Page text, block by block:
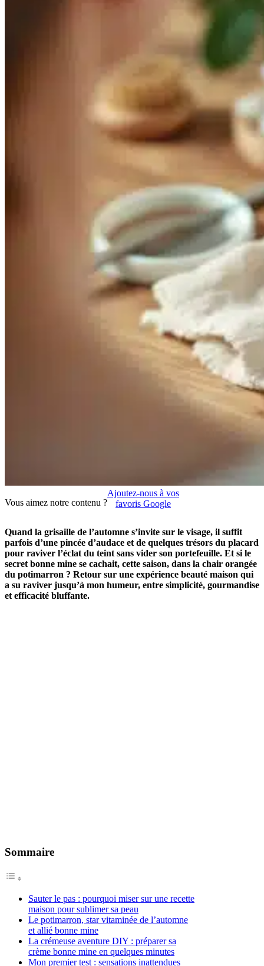
Vous aimez notre contenu ?
Ajoutez-nous à vos
favoris Google
Quand la grisaille de l’automne s’invite sur le visage, il suffit
parfois d’une pincée d’audace et de quelques trésors du placard
pour raviver l’éclat du teint sans vider son portefeuille. Et si le
secret bonne mine se cachait, cette saison, dans la chair orangée
du potimarron ? Retour sur une expérience beauté maison qui
a su raviver jusqu’à mon humeur, entre simplicité, gourmandise
et efficacité bluffante.
Sommaire
Sauter le pas : pourquoi miser sur une recette
maison pour sublimer sa peau
Le potimarron, star vitaminée de l’automne
et allié bonne mine
La crémeuse aventure DIY : préparer sa
crème bonne mine en quelques minutes
Mon premier test : sensations inattendues